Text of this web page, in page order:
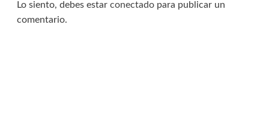
Lo siento, debes estar conectadopara publicar un
comentario.